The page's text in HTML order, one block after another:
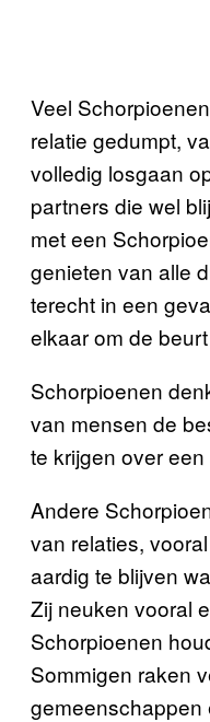
Veel
relatie gedumpt,
volledig losgaan
partners die wel
met een
genieten van alle
terecht in een
elkaar om de
Schorpioenen
van mensen de
te krijgen over een
Andere
van relaties,
aardig te blijven
Zij neuken vooral
Schorpioenen
Sommigen raken
gemeenschappen